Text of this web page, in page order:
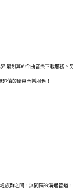
最划算的全曲音樂下載服務。
值的優惠音樂服務！
族群之間，無間隔的溝通管道